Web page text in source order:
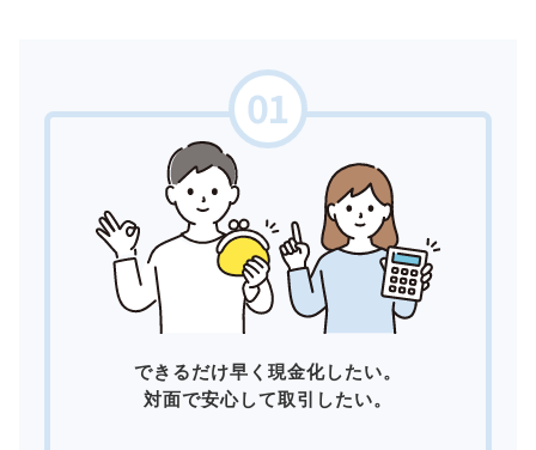
できるだけ早く現金化したい。
対面で安心して取引したい。